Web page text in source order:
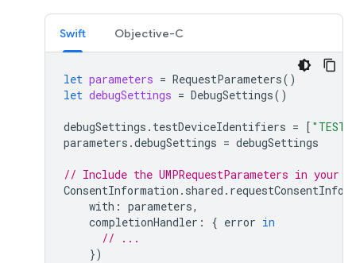
Swift Objective-C
let parameters = RequestParameters()
let debugSettings = DebugSettings()
debugSettings . testDeviceIdentifiers = [ "TEST-
parameters .debugSettings = debugSettings
// Include the UMPRequestParameters in your
ConsentInformation . shared .
with : parameters,
completionHandler : { error in
// ...
})